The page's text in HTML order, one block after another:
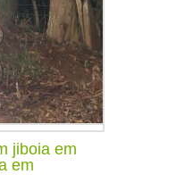
jiboia em
em